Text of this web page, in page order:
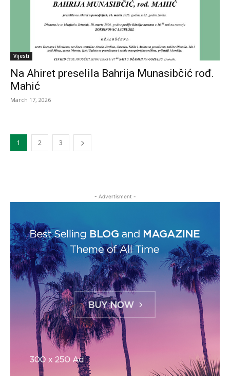
Vijesti
Na Ahiret preselila Bahrija Munasibčić rođ.
Mahić
March 17, 2026
1 2 3
- Advertisment -